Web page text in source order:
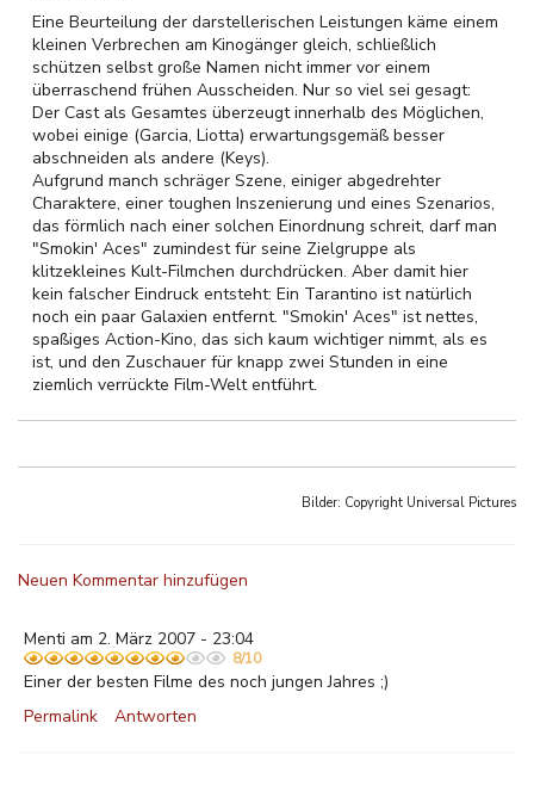
Eine Beurteilung der darstellerischen Leistungen käme einem
kleinen Verbrechen am Kinogänger gleich, schließlich
schützen selbst große Namen nicht immer vor einem
überraschend frühen Ausscheiden. Nur so viel sei gesagt:
Der Cast als Gesamtes überzeugt innerhalb des Möglichen,
wobei einige (Garcia, Liotta) erwartungsgemäß besser
abschneiden als andere (Keys).
Aufgrund manch schräger Szene, einiger abgedrehter
Charaktere, einer toughen Inszenierung und eines Szenarios,
das förmlich nach einer solchen Einordnung schreit, darf man
"Smokin' Aces" zumindest für seine Zielgruppe als
klitzekleines Kult-Filmchen durchdrücken. Aber damit hier
kein falscher Eindruck entsteht: Ein Tarantino ist natürlich
noch ein paar Galaxien entfernt. "Smokin' Aces" ist nettes,
spaßiges Action-Kino, das sich kaum wichtiger nimmt, als es
ist, und den Zuschauer für knapp zwei Stunden in eine
ziemlich verrückte Film-Welt entführt.
Bilder: Copyright Universal Pictures
Neuen Kommentar hinzufügen
Menti am 2. März 2007 - 23:04
8/10
Einer der besten Filme des noch jungen Jahres ;)
Permalink
Antworten